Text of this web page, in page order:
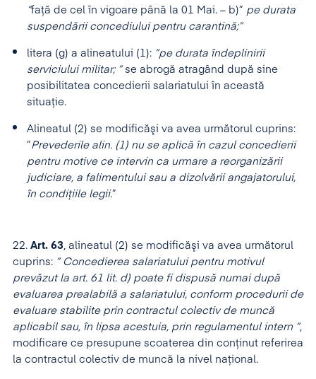
”faţă de cel în vigoare până la 01 Mai. – b)” pe durata
suspendării concediului pentru carantină;”
litera (g) a alineatului (1): ”pe durata îndeplinirii
serviciului militar; ”se abrogă atragând după sine
posibilitatea concedierii salariatului în această
situaţie.
Alineatul (2) se modificăşi va avea următorul cuprins:
”Prevederile alin. (1) nu se aplică în cazul concedierii
pentru motive ce intervin ca urmare a reorganizării
judiciare, a falimentului sau a dizolvării angajatorului,
în condiţiile legii.”
22. Art. 63, alineatul (2) se modificăşi va avea următorul
cuprins: ” Concedierea salariatului pentru motivul
prevăzut la art. 61 lit. d) poate fi dispusă numai după
evaluarea prealabilă a salariatului, conform procedurii de
evaluare stabilite prin contractul colectiv de muncă
aplicabil sau, în lipsa acestuia, prin regulamentul intern ”,
modificare ce presupune scoaterea din conţinut referirea
la contractul colectiv de muncă la nivel naţional.